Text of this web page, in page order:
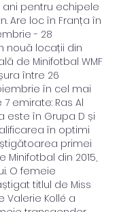
pentru echipele
Are loc în Franța în
- 28
nouă locații din
de Minifotbal WMF
între 26
în cel mai
emirate: Ras Al
este în Grupa D și
în optimi
primei
Minifotbal din 2015,
O femeie
titlul de Miss
Valerie Kollé a